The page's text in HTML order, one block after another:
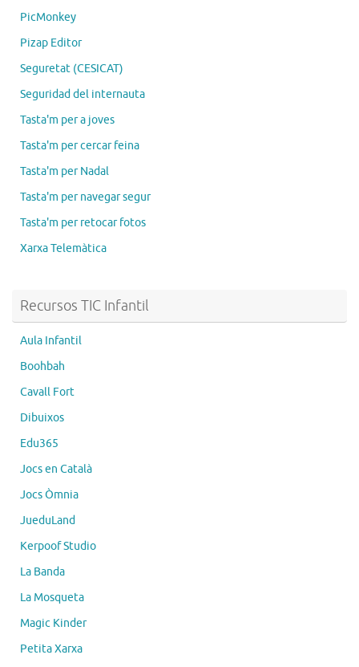
PicMonkey
Pizap Editor
Seguretat (CESICAT)
Seguridad del internauta
Tasta'm per a joves
Tasta'm per cercar feina
Tasta'm per Nadal
Tasta'm per navegar segur
Tasta'm per retocar fotos
Xarxa Telemàtica
Recursos TIC Infantil
Aula Infantil
Boohbah
Cavall Fort
Dibuixos
Edu365
Jocs en Català
Jocs Òmnia
JueduLand
Kerpoof Studio
La Banda
La Mosqueta
Magic Kinder
Petita Xarxa